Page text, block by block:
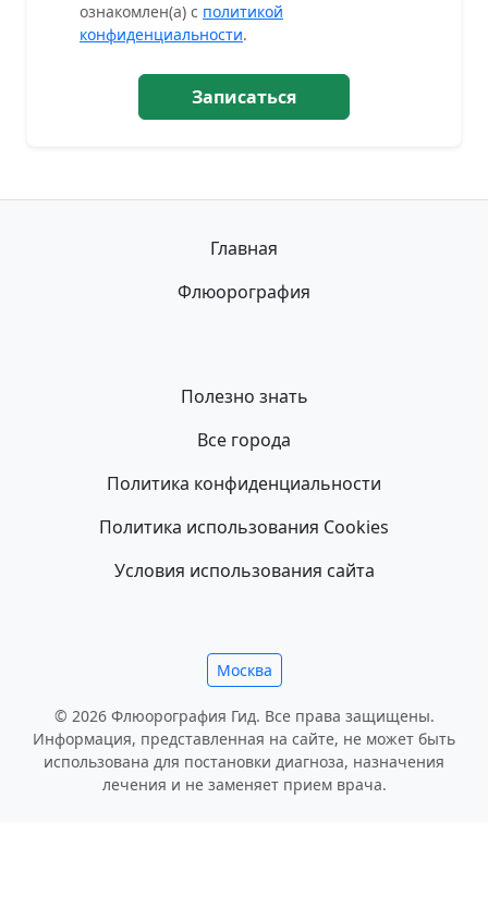
ознакомлен(а) с политикой
конфиденциальности.
Записаться
Главная
Флюорография
Полезно знать
Все города
Политика конфиденциальности
Политика использования Cookies
Условия использования сайта
Москва
© 2026 Флюорография Гид. Все права защищены.
Информация, представленная на сайте, не может быть
использована для постановки диагноза, назначения
лечения и не заменяет прием врача.